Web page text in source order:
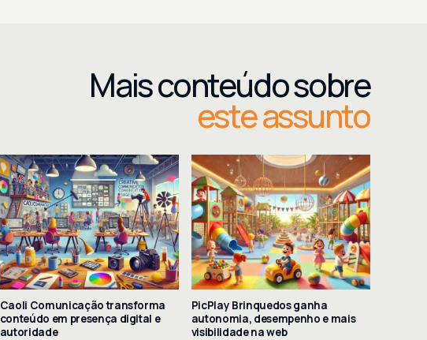
Mais conteúdo sobre
este assunto
Caoli Comunicação transforma
conteúdo em presença digital e
autoridade
PicPlay Brinquedos ganha
autonomia, desempenho e mais
visibilidade na web